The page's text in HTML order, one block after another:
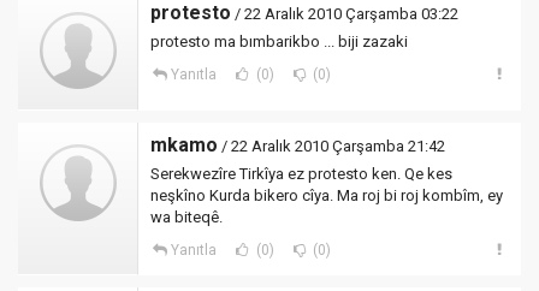
protesto / 22 Aralık 2010 Çarşamba 03:22
protesto ma bımbarikbo ... biji zazaki
Yanıtla (0) (0)
mkamo / 22 Aralık 2010 Çarşamba 21:42
Serekwezîre Tirkîya ez protesto ken. Qe kes
neşkîno Kurda bikero cîya. Ma roj bi roj kombîm, ey
wa biteqê.
Yanıtla (0) (0)